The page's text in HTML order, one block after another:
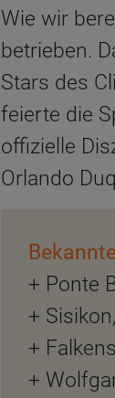
Wie wir
betrieben.
Stars des
feierte die
offizielle
Orlando
+ Ponte
+
+
+